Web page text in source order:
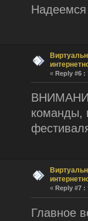
« Reply #6 :
команды,
« Reply #7 :
Главное